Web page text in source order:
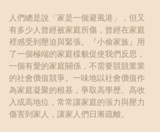
人們總是說「家是一個避風港」，但又
有多少人曾經被家庭所傷，曾經在家庭
裡感受到壓迫與緊張。『小偷家族』用
了一個極端的家庭樣貌促使我們反思，
一個有愛的家庭關係，不需要競競業業
的社會價值競爭。一味地以社會價值作
為家庭凝聚的根基，爭取高學歷、高收
入或高地位，常常讓家庭的張力與壓力
傷害到家人，讓家人們日漸疏離。